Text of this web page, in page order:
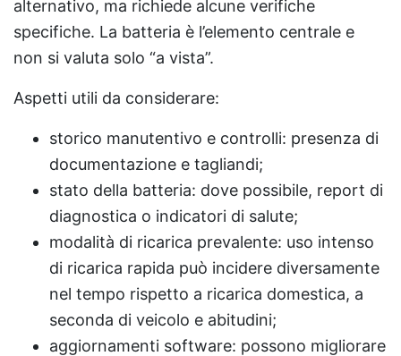
alternativo, ma richiede alcune verifiche
specifiche. La batteria è l’elemento centrale e
non si valuta solo “a vista”.
Aspetti utili da considerare:
storico manutentivo e controlli: presenza di
documentazione e tagliandi;
stato della batteria: dove possibile, report di
diagnostica o indicatori di salute;
modalità di ricarica prevalente: uso intenso
di ricarica rapida può incidere diversamente
nel tempo rispetto a ricarica domestica, a
seconda di veicolo e abitudini;
aggiornamenti software: possono migliorare